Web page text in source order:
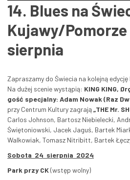
14. Blues na
Kujawy/Pomorze
sierpnia
Zapraszamy do Świecia na kolejną
Na dużej scenie wystąpią: KING KING,
gość specjalny: Adam Nowak (Raz
przy Centrum Kultury zagrają„THE Mr.
Carlos Johnson, Bartosz Niebielecki,
Świętoniowski, Jacek Jaguś, Bartek
Walkowiak, Tomasz Nitribitt, Bartek
Sobota 24 sierpnia 2024
Park przy CK(wstęp wolny)